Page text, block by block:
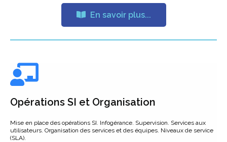
En savoir plus...
Opérations SI et Organisation
Mise en place des opérations SI. Infogérance. Supervision. Services aux
utilisateurs. Organisation des services et des équipes. Niveaux de service
(SLA).